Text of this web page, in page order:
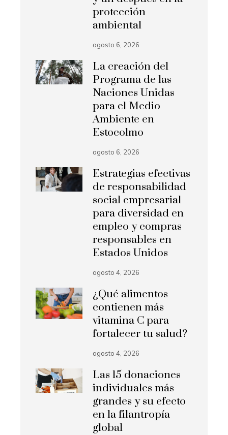
protección
ambiental
agosto 6, 2026
La creación del
Programa de las
Naciones Unidas
para el Medio
Ambiente en
Estocolmo
agosto 6, 2026
Estrategias efectivas
de responsabilidad
social empresarial
para diversidad en
empleo y compras
responsables en
Estados Unidos
agosto 4, 2026
¿Qué alimentos
contienen más
vitamina C para
fortalecer tu salud?
agosto 4, 2026
Las 15 donaciones
individuales más
grandes y su efecto
en la filantropía
global